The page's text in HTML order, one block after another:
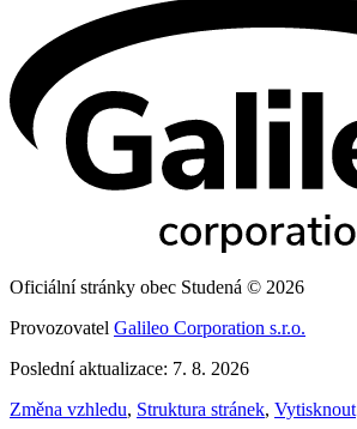
Oficiální stránky obec Studená © 2026
Provozovatel Galileo Corporation s.r.o.
Poslední aktualizace: 7. 8. 2026
Změna vzhledu, Struktura stránek, Vytisknout